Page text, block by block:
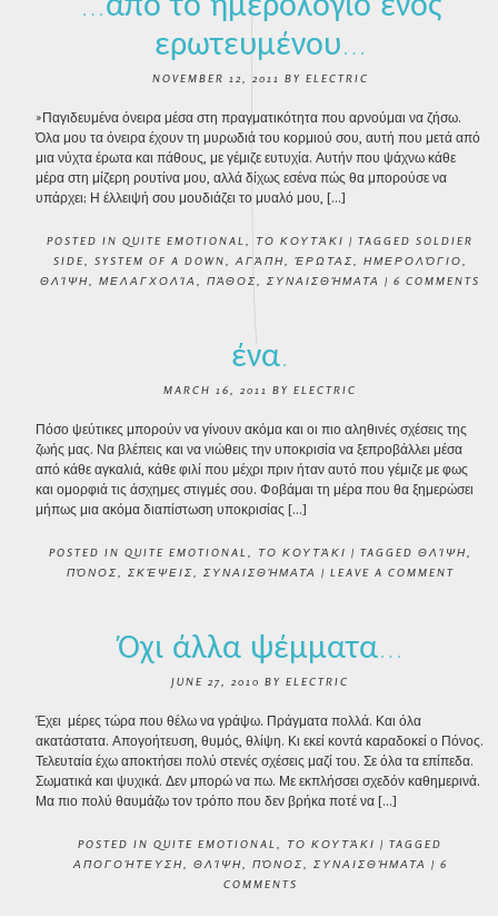
ερωτευμένου…
NOVEMBER 12, 2011 BY ELECTRIC
»Παγιδευμένα όνειρα μέσα στη πραγματικότητα που αρνούμαι να ζήσω.
Όλα μου τα όνειρα έχουν τη μυρωδιά του κορμιού σου, αυτή που μετά από
μια νύχτα έρωτα και πάθους, με γέμιζε ευτυχία. Αυτήν που ψάχνω κάθε
μέρα στη μίζερη ρουτίνα μου, αλλά δίχως εσένα πώς θα μπορούσε να
υπάρχει; Η έλλειψή σου μουδιάζει το μυαλό μου, […]
POSTED IN QUITE EMOTIONAL ΤΟ ΚΟΥΤΆΚΙ | TAGGED SOLDIER
SIDE
SYSTEM OF A DOWN ΑΓΆΠΗ ΈΡΩΤΑΣ ΗΜΕΡΟΛΌΓΙΟ
ΘΛΊΨΗ
ΜΕΛΑΓΧΟΛΊΑ ΠΆΘΟΣ ΣΥΝΑΙΣΘΉΜΑΤΑ | 6 COMMENTS
ένα.
MARCH 16, 2011 BY ELECTRIC
Πόσο ψεύτικες μπορούν να γίνουν ακόμα και οι πιο αληθινές σχέσεις της
ζωής μας. Να βλέπεις και να νιώθεις την υποκρισία να ξεπροβάλλει μέσα
από κάθε αγκαλιά, κάθε φιλί που μέχρι πριν ήταν αυτό που γέμιζε με φως
και ομορφιά τις άσχημες στιγμές σου. Φοβάμαι τη μέρα που θα ξημερώσει
μήπως μια ακόμα διαπίστωση υποκρισίας […]
POSTED IN QUITE EMOTIONAL ΤΟ ΚΟΥΤΆΚΙ | TAGGED ΘΛΊΨΗ
ΠΌΝΟΣ
ΣΚΈΨΕΙΣ ΣΥΝΑΙΣΘΉΜΑΤΑ | LEAVE A COMMENT
Όχι άλλα ψέμματα…
JUNE 27, 2010 BY ELECTRIC
Έχει μέρες τώρα που θέλω να γράψω. Πράγματα πολλά. Και όλα
ακατάστατα. Απογοήτευση, θυμός, θλίψη. Κι εκεί κοντά καραδοκεί ο Πόνος.
Τελευταία έχω αποκτήσει πολύ στενές σχέσεις μαζί του. Σε όλα τα επίπεδα.
Σωματικά και ψυχικά. Δεν μπορώ να πω. Με εκπλήσσει σχεδόν καθημερινά.
Μα πιο πολύ θαυμάζω τον τρόπο που δεν βρήκα ποτέ να […]
POSTED IN QUITE EMOTIONAL ΤΟ ΚΟΥΤΆΚΙ | TAGGED
ΑΠΟΓΟΉΤΕΥΣΗ
ΘΛΊΨΗ ΠΌΝΟΣ ΣΥΝΑΙΣΘΉΜΑΤΑ | 6
COMMENTS